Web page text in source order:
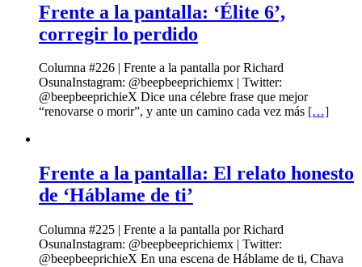
Frente a la pantalla: ‘Élite 6’,
corregir lo perdido
Columna #226 | Frente a la pantalla por Richard
OsunaInstagram: @beepbeeprichiemx | Twitter:
@beepbeeprichieX Dice una célebre frase que mejor
“renovarse o morir”, y ante un camino cada vez más […]
Frente a la pantalla: El relato honesto
de ‘Háblame de ti’
Columna #225 | Frente a la pantalla por Richard
OsunaInstagram: @beepbeeprichiemx | Twitter:
@beepbeeprichieX En una escena de Háblame de ti, Chava